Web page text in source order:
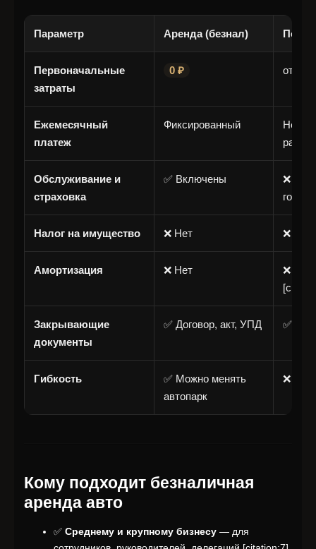
Параметр Аренда (безнал)
Первоначальные
затраты
0 ₽ от 3
Ежемесячный
платеж
Фиксированный
Нет
Обслуживание и
страховка
✅ Включены
❌
год)
Налог на имущество ❌ Нет ❌ Да
Амортизация ❌ Нет
❌ 20-
Закрывающие
документы
✅ Договор, акт, УПД ✅
Гибкость
✅ Можно менять
автопарк
❌
Кому подходит безналичная
аренда авто
✅ Среднему и крупному бизнесу — для